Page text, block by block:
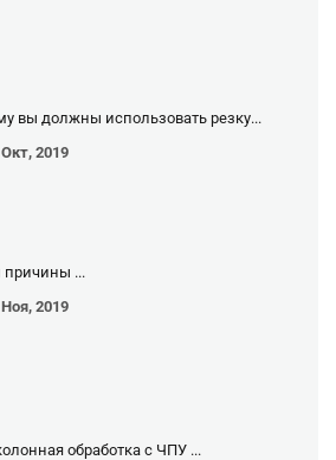
вы должны использовать резку...
2019
причины ...
2019
обработка с ЧПУ ...